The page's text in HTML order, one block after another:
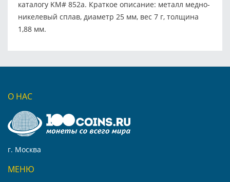
каталогу KM# 852a. Краткое описание: металл медно-
никелевый сплав, диаметр 25 мм, вес 7 г, толщина
1,88 мм.
О НАС
г. Москва
МЕНЮ